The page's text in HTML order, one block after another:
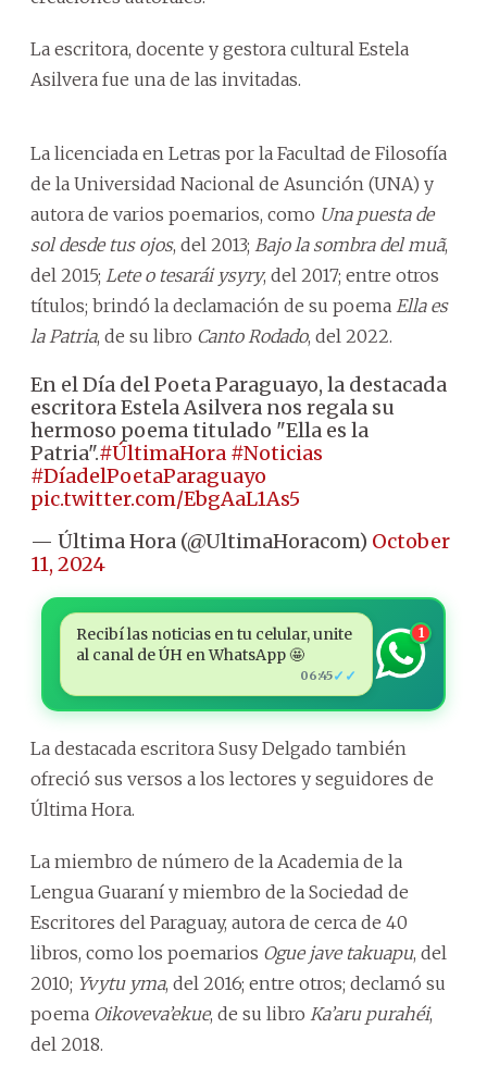
La escritora, docente y gestora cultural Estela
Asilvera fue una de las invitadas.
La licenciada en Letras por la Facultad de Filosofía
de la Universidad Nacional de Asunción (UNA) y
autora de varios poemarios, como Una puesta de
sol desde tus ojos, del 2013; Bajo la sombra del muã,
del 2015; Lete o tesarái ysyry, del 2017; entre otros
títulos; brindó la declamación de su poema Ella es
la Patria, de su libro Canto Rodado, del 2022.
En el Día del Poeta Paraguayo, la destacada
escritora Estela Asilvera nos regala su
hermoso poema titulado "Ella es la
Patria".#ÚltimaHora #Noticias
#DíadelPoetaParaguayo
pic.twitter.com/EbgAaL1As5
— Última Hora (@UltimaHoracom) October
11, 2024
Recibí las noticias en tu celular, unite
al canal de ÚH en WhatsApp 🤩
06:45✓✓
1
La destacada escritora Susy Delgado también
ofreció sus versos a los lectores y seguidores de
Última Hora.
La miembro de número de la Academia de la
Lengua Guaraní y miembro de la Sociedad de
Escritores del Paraguay, autora de cerca de 40
libros, como los poemarios Ogue jave takuapu, del
2010; Yvytu yma, del 2016; entre otros; declamó su
poema Oikoveva’ekue, de su libro Ka’aru purahéi,
del 2018.